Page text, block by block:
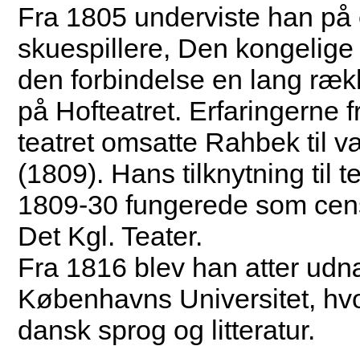
Fra 1805 underviste han
skuespillere, Den
den forbindelse en lang
på Hofteatret. Erfaringerne
teatret omsatte Rahbek til
(1809). Hans tilknytning til
1809-30 fungerede som
Det Kgl. Teater.
Fra 1816 blev han atter
Københavns Universitet,
dansk sprog og litteratur.